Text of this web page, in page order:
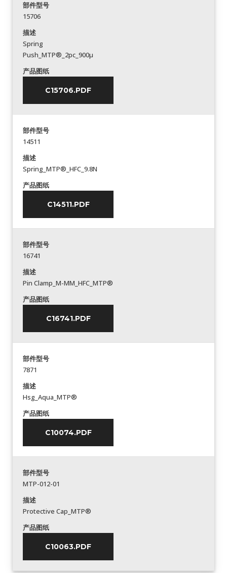
部件型号
15706
描述
Spring
Push_MTP®_2pc_900µ
产品图纸
C15706.PDF
部件型号
14511
描述
Spring_MTP®_HFC_9.8N
产品图纸
C14511.PDF
部件型号
16741
描述
Pin Clamp_M-MM_HFC_MTP®
产品图纸
C16741.PDF
部件型号
7871
描述
Hsg_Aqua_MTP®
产品图纸
C10074.PDF
部件型号
MTP-012-01
描述
Protective Cap_MTP®
产品图纸
C10063.PDF